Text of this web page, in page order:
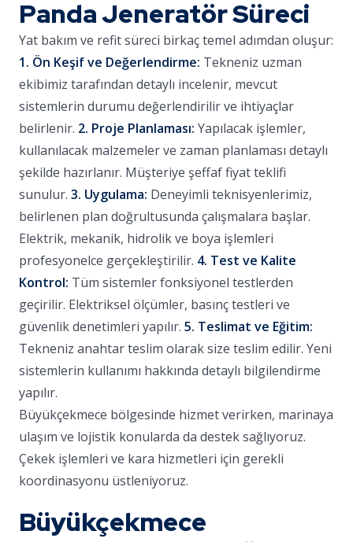
Panda Jeneratör Süreci
Yat bakım ve refit süreci birkaç temel adımdan oluşur:
1. Ön Keşif ve Değerlendirme: Tekneniz uzman
ekibimiz tarafından detaylı incelenir, mevcut
sistemlerin durumu değerlendirilir ve ihtiyaçlar
belirlenir. 2. Proje Planlaması: Yapılacak işlemler,
kullanılacak malzemeler ve zaman planlaması detaylı
şekilde hazırlanır. Müşteriye şeffaf fiyat teklifi
sunulur. 3. Uygulama: Deneyimli teknisyenlerimiz,
belirlenen plan doğrultusunda çalışmalara başlar.
Elektrik, mekanik, hidrolik ve boya işlemleri
profesyonelce gerçekleştirilir. 4. Test ve Kalite
Kontrol: Tüm sistemler fonksiyonel testlerden
geçirilir. Elektriksel ölçümler, basınç testleri ve
güvenlik denetimleri yapılır. 5. Teslimat ve Eğitim:
Tekneniz anahtar teslim olarak size teslim edilir. Yeni
sistemlerin kullanımı hakkında detaylı bilgilendirme
yapılır.
Büyükçekmece bölgesinde hizmet verirken, marinaya
ulaşım ve lojistik konularda da destek sağlıyoruz.
Çekek işlemleri ve kara hizmetleri için gerekli
koordinasyonu üstleniyoruz.
Büyükçekmece